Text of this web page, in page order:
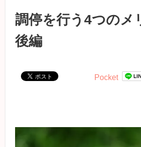
調停を行う4つの
後編
Pocket